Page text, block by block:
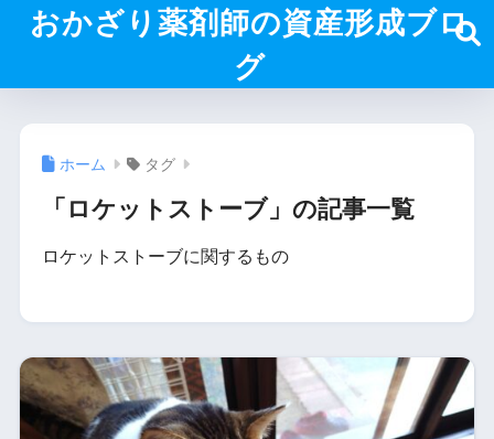
おかざり薬剤師の資産形成ブロ
グ
ホーム タグ
「ロケットストーブ」の記事一覧
ロケットストーブに関するもの